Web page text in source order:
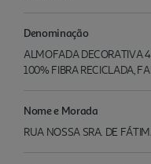
Denominação
ALMOFADA DECORATIVA
100% FIBRA RECICLADA,
Nome e Morada
RUA NOSSA SRA. DE